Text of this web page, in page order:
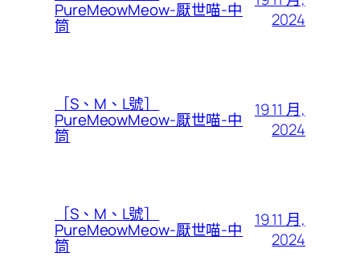
PureMeowMeow-厭世喵-中
筒
2024
［S、M、L號］
PureMeowMeow-厭世喵-中
筒
19 11 月,
2024
［S、M、L號］
PureMeowMeow-厭世喵-中
筒
19 11 月,
2024